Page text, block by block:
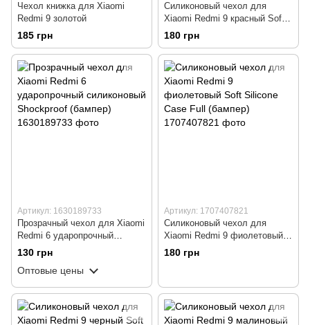
Чехол книжка для Xiaomi
Redmi 9 золотой
185 грн
Силиконовый чехол для
Xiaomi Redmi 9 красный Soft
Silicone Case Full (бампер)
180 грн
Артикул: 1630189733
Прозрачный чехол для Xiaomi
Redmi 6 ударопрочный
силиконовый Shockproof
(бампер)
130 грн
Оптовые цены
Артикул: 1707407821
Силиконовый чехол для
Xiaomi Redmi 9 фиолетовый
Soft Silicone Case Full
(бампер)
180 грн